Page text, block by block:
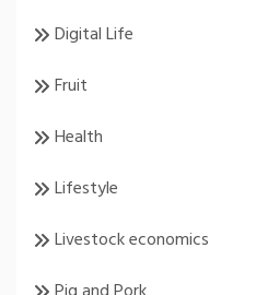
Digital Life
Fruit
Health
Lifestyle
Livestock economics